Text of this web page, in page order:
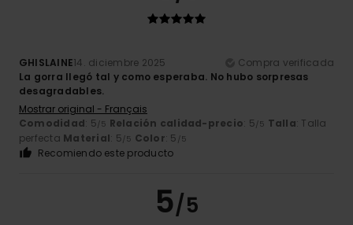
GHISLAINE14. diciembre 2025
Compra verificada
La gorra llegó tal y como esperaba. No hubo sorpresas
desagradables.
Mostrar original - Français
Comodidad: 5/5 Relación calidad-precio: 5/5 Talla: Talla
perfecta Material: 5/5 Color: 5 /5
Recomiendo este producto
5/5